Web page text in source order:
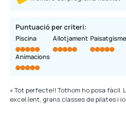
Puntuació per criteri:
Piscina Allotjament Paisatgisme
Animacions
« Tot perfecte!! Tothom ho posa fàcil.
excel.lent, grans classes de pilates i